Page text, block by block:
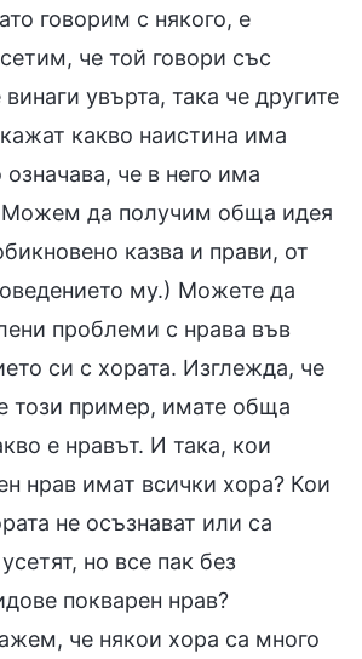
говорим с някого, е
че той говори със
увърта, така че другите
какво наистина има
че в него има
Можем да получим обща идея
казва и прави, от
му.) Можете да
проблеми с нрава във
си с хората. Изглежда, че
този пример, имате обща
е нравът. И така, кои
нрав имат всички хора? Кои
не осъзнават или са
но все пак без
покварен нрав?
че някои хора са много